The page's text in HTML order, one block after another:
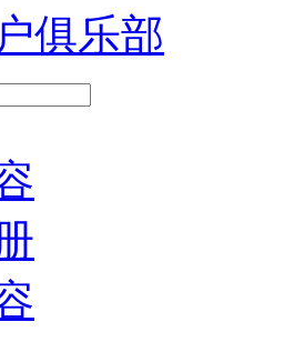
俱乐部